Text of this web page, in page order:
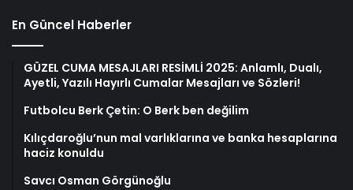
En Güncel Haberler
GÜZEL CUMA MESAJLARI RESİMLİ 2025: Anlamlı, Dualı,
Ayetli, Yazılı Hayırlı Cumalar Mesajları ve Sözleri!
Futbolcu Berk Çetin: O Berk ben değilim
Kılıçdaroğlu’nun mal varlıklarına ve banka hesaplarına
haciz konuldu
Savcı Osman Görgünoğlu